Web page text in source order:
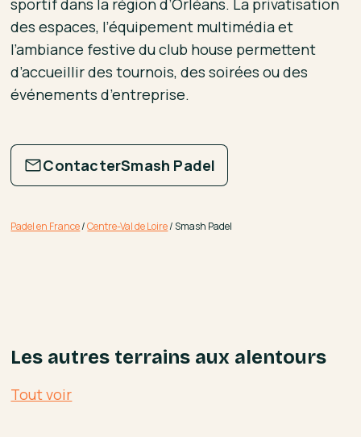
sportif dans la région d’Orléans. La privatisation
des espaces, l’équipement multimédia et
l’ambiance festive du club house permettent
d’accueillir des tournois, des soirées ou des
événements d’entreprise.
ContacterSmash Padel
Padel en France/Centre-Val de Loire/Smash Padel
Les autres terrains aux alentours
Tout voir